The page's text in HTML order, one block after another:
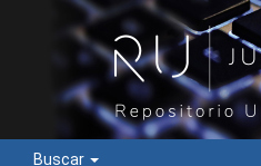
Buscar